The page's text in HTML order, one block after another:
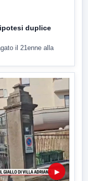
duplice
il 21enne alla
▶